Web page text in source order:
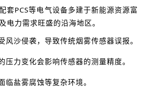
套PCS等电气设备多建于新能源资源富
电力需求旺盛的沿海地区。
风沙侵袭，导致传统烟雾传感器误报。
压力变化会影响传感器的测量精度。
临盐雾腐蚀等复杂环境。